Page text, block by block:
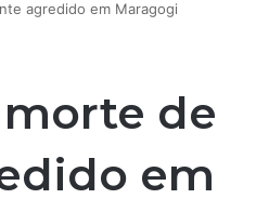
agredido em Maragogi
de
em